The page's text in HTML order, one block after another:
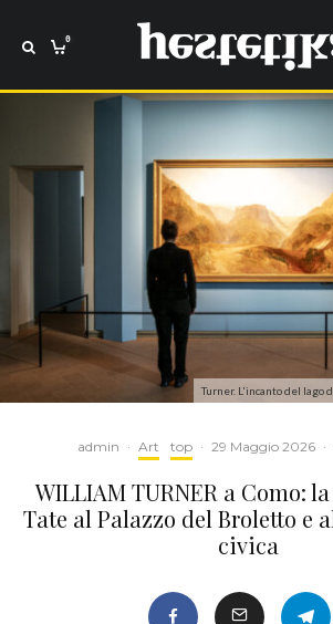
0
Turner. L'incanto del lago
admin · Art top · 29 Maggio 2026 ·
WILLIAM TURNER a Como:
Tate al Palazzo del Broletto e
civica